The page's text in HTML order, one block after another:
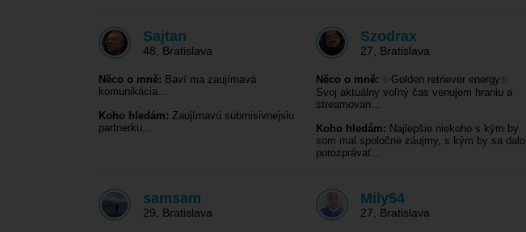
Sajtan
48 Bratislava
Něco o mně: Baví ma zaujímavá
komunikácia...
Koho hledám: Zaujímavú submisivnejsiu
partnerku...
Szodrax
27 Bratislava
Něco o mně: ✨Golden retriever energy✨
Svoj aktuálny voľný čas venujem hraniu a
streamovan…
Koho hledám: Najlepšie niekoho s kým by
som mal spoločne záujmy, s kým by sa dalo
porozprávať…
samsam
29 Bratislava
Mily54
27 Bratislava